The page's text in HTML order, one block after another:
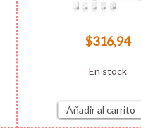
$316,94
En stock
Añadir al carrito